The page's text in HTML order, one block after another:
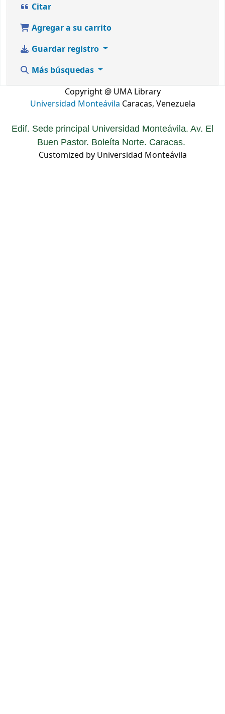
Citar
Agregar a su carrito
Guardar registro
Más búsquedas
Copyright @ UMA Library
Universidad Monteávila Caracas, Venezuela
Edif. Sede principal Universidad Monteávila. Av. El
Buen Pastor. Boleíta Norte. Caracas.
Customized by Universidad Monteávila